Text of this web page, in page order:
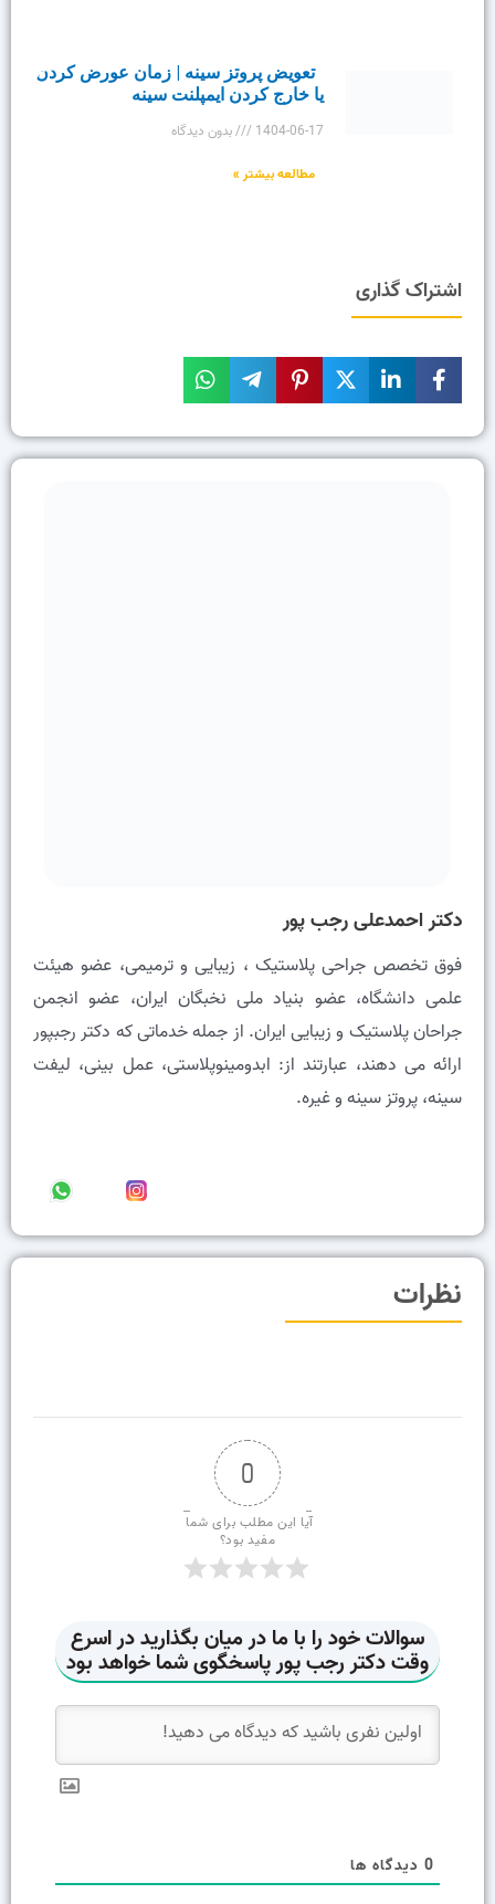
تعویض پروتز سینه | زمان عورض کردن
یا خارج کردن ایمپلنت سینه
1404-06-17
بدون دیدگاه
مطالعه بیشتر »
اشتراک گذاری
دکتر احمدعلی رجب پور
فوق تخصص جراحی پلاستیک ، زیبایی و ترمیمی، عضو هيئت
علمى دانشگاه، عضو بنیاد ملی نخبگان ایران، عضو انجمن
جراحان پلاستیک و زیبایی ایران. از جمله خدماتی که دکتر رجبپور
ارائه می دهند، عبارتند از: ابدومینوپلاستی، عمل بینی، لیفت
سینه، پروتز سینه و غیره.
نظرات
0
آیا این مطلب برای شما
مفید بود؟
0 دیدگاه ها